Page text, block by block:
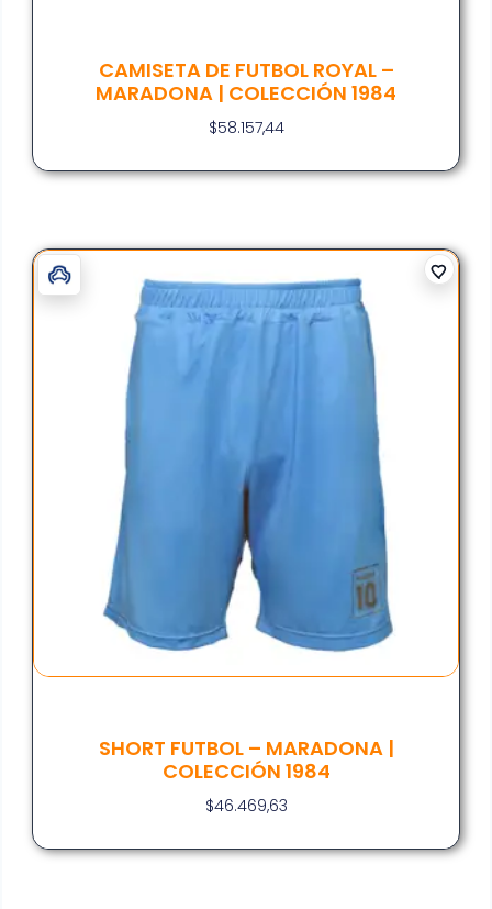
CAMISETA DE FUTBOL ROYAL –
MARADONA | COLECCIÓN 1984
$58.157,44
SHORT FUTBOL – MARADONA |
COLECCIÓN 1984
$46.469,63